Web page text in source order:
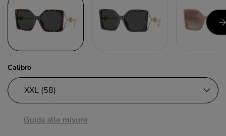
Calibro
Guida alle misure